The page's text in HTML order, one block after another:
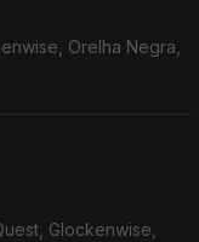
Orelha Negra,
Glockenwise,